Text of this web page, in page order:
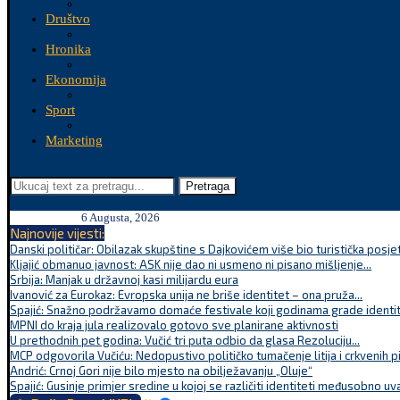
Društvo
Hronika
Ekonomija
Sport
Marketing
Pretraga
6 Augusta, 2026
Najnovije vijesti:
Danski političar: Obilazak skupštine s Dajkovićem više bio turistička
Kljajić obmanuo javnost: ASK nije dao ni usmeno ni pisano mišljenje...
Srbija: Manjak u državnoj kasi milijardu eura
Ivanović za Eurokaz: Evropska unija ne briše identitet – ona pruža...
Spajić: Snažno podržavamo domaće festivale koji godinama grade
MPNI do kraja jula realizovalo gotovo sve planirane aktivnosti
U prethodnih pet godina: Vučić tri puta odbio da glasa Rezoluciju...
MCP odgovorila Vučiću: Nedopustivo političko tumačenje litija i crkvenih
Andrić: Crnoj Gori nije bilo mjesto na obilježavanju „Oluje“
Spajić: Gusinje primjer sredine u kojoj se različiti identiteti međusobno